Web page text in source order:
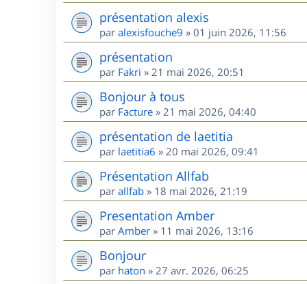
présentation alexis
par alexisfouche9 » 01 juin 2026, 11:56
présentation
par Fakri » 21 mai 2026, 20:51
Bonjour à tous
par Facture » 21 mai 2026, 04:40
présentation de laetitia
par laetitia6 » 20 mai 2026, 09:41
Présentation Allfab
par allfab » 18 mai 2026, 21:19
Presentation Amber
par Amber » 11 mai 2026, 13:16
Bonjour
par haton » 27 avr. 2026, 06:25